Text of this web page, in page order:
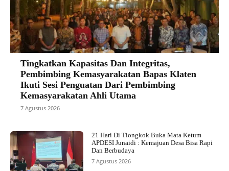
Tingkatkan Kapasitas Dan Integritas,
Pembimbing Kemasyarakatan Bapas Klaten
Ikuti Sesi Penguatan Dari Pembimbing
Kemasyarakatan Ahli Utama
7 Agustus 2026
21 Hari Di Tiongkok Buka Mata Ketum
APDESI Junaidi : Kemajuan Desa Bisa Rapi
Dan Berbudaya
7 Agustus 2026